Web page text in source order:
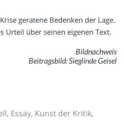
geratene Bedenken der Lage.
Urteil über seinen eigenen Text.
Bildnachweis
Beitragsbild: Sieglinde Geisel
, Essay, Kunst der Kritik,